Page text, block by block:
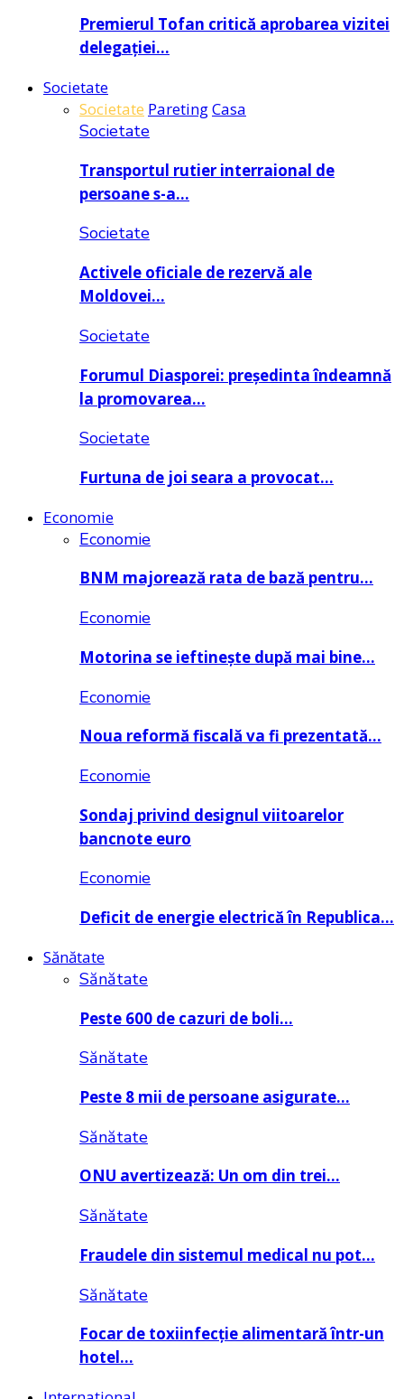
Premierul Tofan critică aprobarea vizitei
delegației…
Societate
Societate ParetingCasa
Societate
Transportul rutier interraional de
persoane s-a…
Societate
Activele oficiale de rezervă ale
Moldovei…
Societate
Forumul Diasporei: președinta îndeamnă
la promovarea…
Societate
Furtuna de joi seara a provocat…
Economie
Economie
BNM majorează rata de bază pentru…
Economie
Motorina se ieftinește după mai bine…
Economie
Noua reformă fiscală va fi prezentată…
Economie
Sondaj privind designul viitoarelor
bancnote euro
Economie
Deficit de energie electrică în Republica…
Sănătate
Sănătate
Peste 600 de cazuri de boli…
Sănătate
Peste 8 mii de persoane asigurate…
Sănătate
ONU avertizează: Un om din trei…
Sănătate
Fraudele din sistemul medical nu pot…
Sănătate
Focar de toxiinfecție alimentară într-un
hotel…